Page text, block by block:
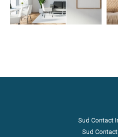
Sud Contact
Sud
AFFINER